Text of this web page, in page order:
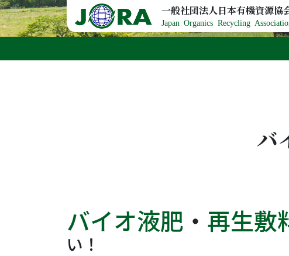
Skip to content 一般社団法人日本有機資源協
Japan Organics Recycling
バ
バイオ液肥 ・ 再生敷
い！